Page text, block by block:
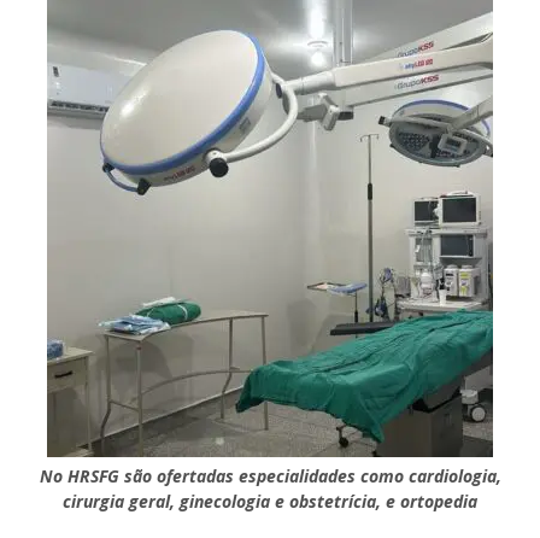
No HRSFG são ofertadas especialidades como cardiologia,
cirurgia geral, ginecologia e obstetrícia, e ortopedia